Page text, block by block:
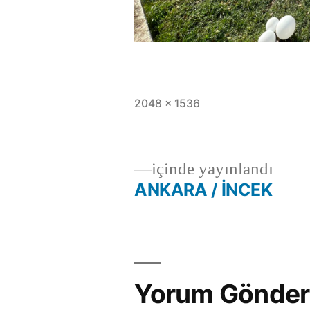
2048 × 1536
içinde yayınlandı
ANKARA / İNCEK
Yorum